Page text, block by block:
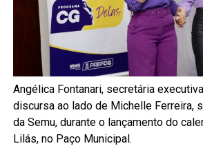
Angélica Fontanari, secretária
discursa ao lado de Michelle Ferreira,
da Semu, durante o lançamento do
Lilás, no Paço Municipal.